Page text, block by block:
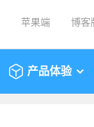
苹果端 博客
产品体验